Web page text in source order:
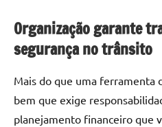
Organização garante
segurança no trânsito
Mais do que uma ferramenta
bem que exige
planejamento financeiro que